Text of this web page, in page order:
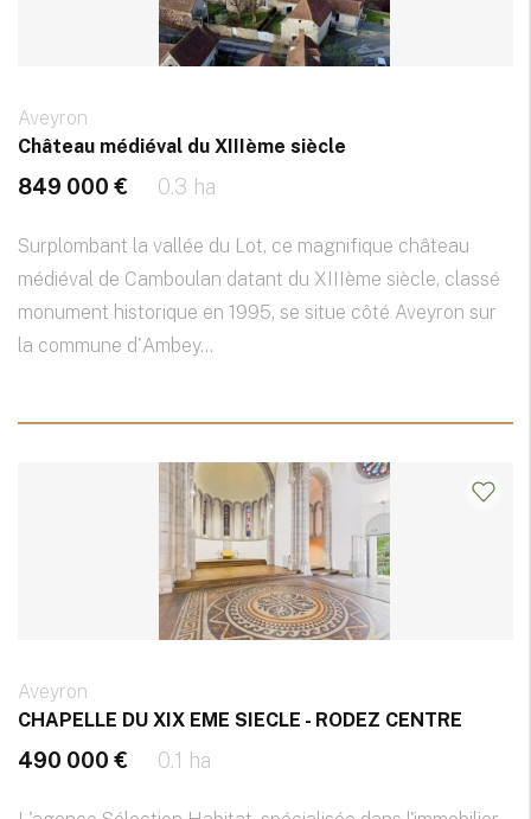
Aveyron
Château médiéval du XIIIème siècle
849 000 € 0.3 ha
Surplombant la vallée du Lot, ce magnifique château
médiéval de Camboulan datant du XIIIème siècle, classé
monument historique en 1995, se situe côté Aveyron sur
la commune d'Ambey...
Aveyron
CHAPELLE DU XIX EME SIECLE - RODEZ CENTRE
490 000 € 0.1 ha